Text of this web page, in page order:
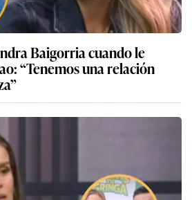
Baigorria cuando le
“Tenemos una relación